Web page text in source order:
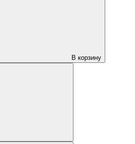
В корзину